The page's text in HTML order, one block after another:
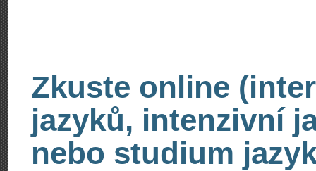
Zkuste online
jazyků, intenzivní
nebo studium